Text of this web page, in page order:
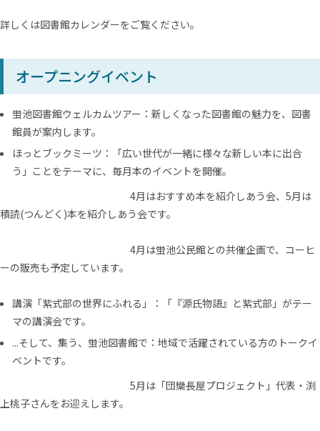
詳しくは図書館カレンダーをご覧ください。
オープニングイベント
蛍池図書館ウェルカムツアー：新しくなった図書館の魅力を、図書
館員が案内します。
ほっとブックミーツ：「広い世代が一緒に様々な新しい本に出合
う」ことをテーマに、毎月本のイベントを開催。
4月はおすすめ本を紹介しあう会、5月は
積読(つんどく)本を紹介しあう会です。
4月は蛍池公民館との共催企画で、コーヒ
ーの販売も予定しています。
講演「紫式部の世界にふれる」：「『源氏物語』と紫式部」がテー
マの講演会です。
...そして、集う、蛍池図書館で：地域で活躍されている方のトークイ
ベントです。
5月は「団欒長屋プロジェクト」代表・渕
上桃子さんをお迎えします。